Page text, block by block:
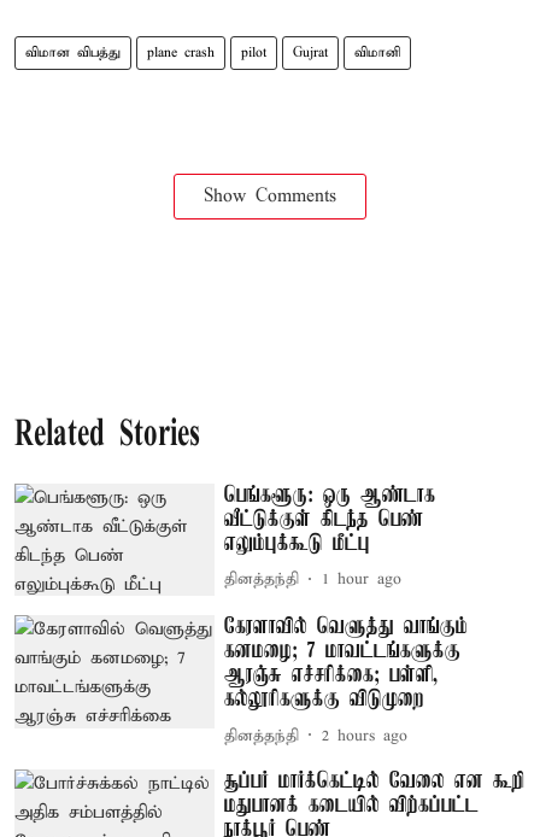
விமான விபத்து plane crash pilot Gujrat விமானி
Show Comments
Related Stories
பெங்களூரு: ஒரு ஆண்டாக
வீட்டுக்குள் கிடந்த பெண்
எலும்புக்கூடு மீட்பு
தினத்தந்தி 1 hour ago
கேரளாவில் வெளுத்து வாங்கும்
கனமழை; 7 மாவட்டங்களுக்கு
ஆரஞ்சு எச்சரிக்கை; பள்ளி,
கல்லூரிகளுக்கு விடுமுறை
தினத்தந்தி 2 hours ago
சூப்பர் மார்க்கெட்டில் வேலை என கூறி
மதுபானக் கடையில் விற்கப்பட்ட
நாக்பூர் பெண்